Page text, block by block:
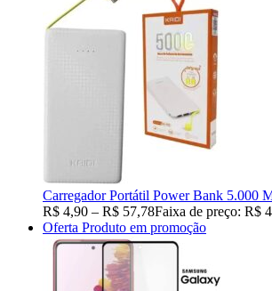
Carregador Portátil Power Bank 5.000
R$ 4,90 – R$ 57,78Faixa de preço: R$
Oferta Produto em promoção